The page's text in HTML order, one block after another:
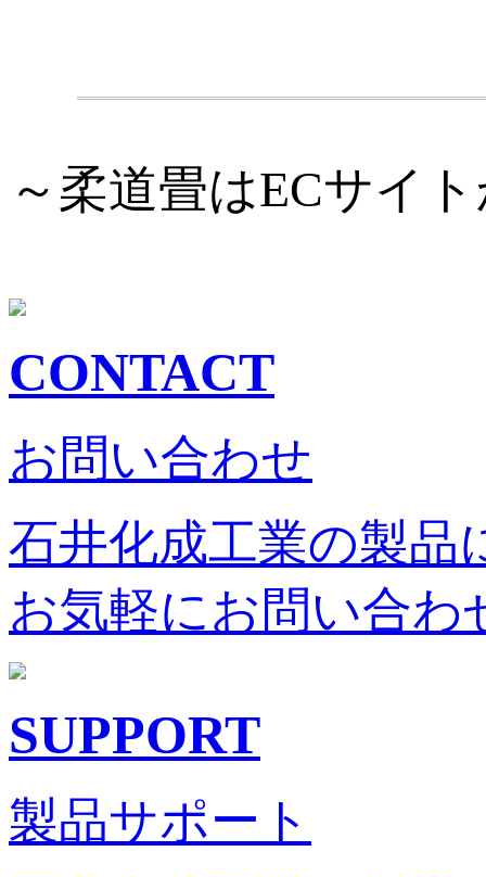
～柔道畳はECサイ
CONTACT
お問い合わせ
石井化成工業の製品
お気軽にお問い合わ
SUPPORT
製品サポート